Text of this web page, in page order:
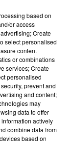
situation
est toujours
based on
or access
Create
select personalised
content
or combinations
services; Create
personalised
prevent and
and content;
may
data to offer
actively
combine data from
based on